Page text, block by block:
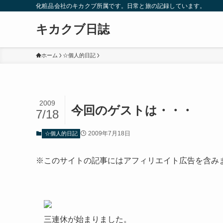
化粧品会社のキカクブ所属です。日常と旅の記録しています。
キカクブ日誌
ホーム ☆個人的日記
今回のゲストは・・・
2009
7/18
☆個人的日記 2009年7月18日
※このサイトの記事にはアフィリエイト広告を含み
三連休が始まりました。